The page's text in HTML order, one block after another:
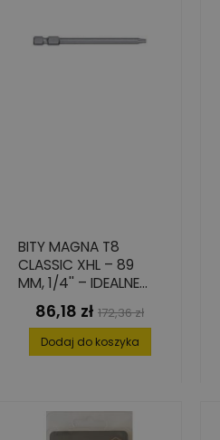
BITY MAGNA T8
CLASSIC XHL – 89
MM, 1/4'' – IDEALNE
DO MIĘKKICH
MATERIAŁÓW, 5 SZT.
Cena
86,18 zł Cena
podstawowa
172,36 zł
Dodaj do koszyka